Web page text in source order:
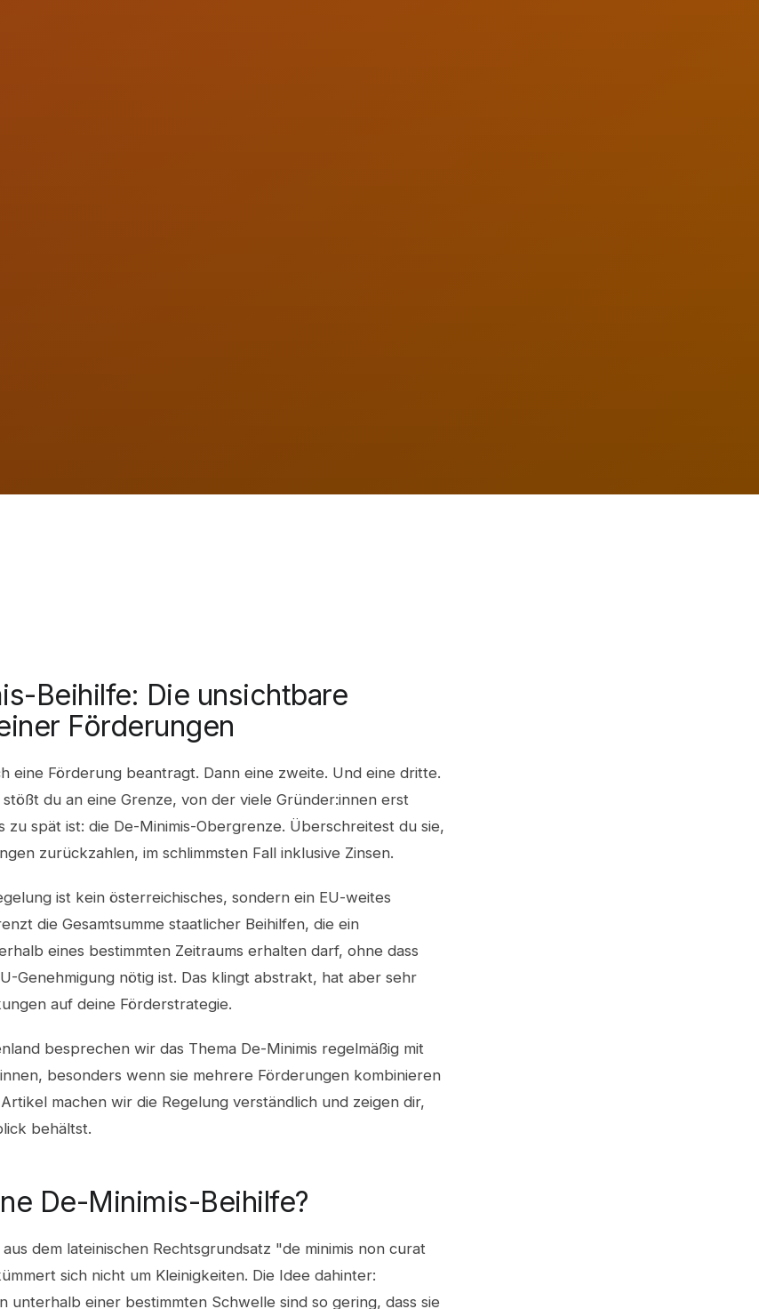
Beihilfe: Die unsichtbare
Förderungen
eine Förderung beantragt. Dann eine zweite. Und eine dritte.
du an eine Grenze, von der viele Gründer:innen erst
zu spät ist: die De-Minimis-Obergrenze. Überschreitest du sie,
zurückzahlen, im schlimmsten Fall inklusive Zinsen.
ist kein österreichisches, sondern ein EU-weites
die Gesamtsumme staatlicher Beihilfen, die ein
eines bestimmten Zeitraums erhalten darf, ohne dass
Genehmigung nötig ist. Das klingt abstrakt, hat aber sehr
auf deine Förderstrategie.
besprechen wir das Thema De-Minimis regelmäßig mit
besonders wenn sie mehrere Förderungen kombinieren
machen wir die Regelung verständlich und zeigen dir,
behältst.
De-Minimis-Beihilfe?
dem lateinischen Rechtsgrundsatz "de minimis non curat
sich nicht um Kleinigkeiten. Die Idee dahinter:
unterhalb einer bestimmten Schwelle sind so gering, dass sie